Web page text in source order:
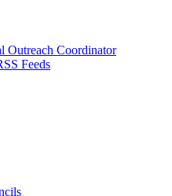
Outreach Coordinator
Feeds